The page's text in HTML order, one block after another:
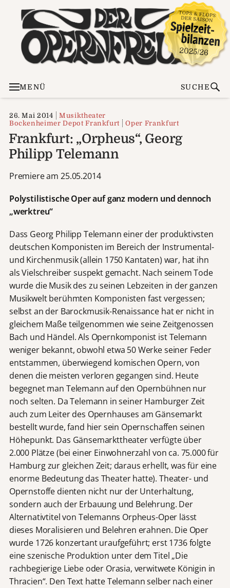
MENÜ SUCHE
26. Mai 2014
Musiktheater
Bockenheimer Depot Frankfurt
Oper Frankfurt
Frankfurt: „Orpheus“, Georg
Philipp Telemann
Premiere am 25.05.2014
Polystilistische Oper auf ganz modern und dennoch
„werktreu“
Dass Georg Philipp Telemann einer der produktivsten
deutschen Komponisten im Bereich der Instrumental-
und Kirchenmusik (allein 1750 Kantaten) war, hat ihn
als Vielschreiber suspekt gemacht. Nach seinem Tode
wurde die Musik des zu seinen Lebzeiten in der ganzen
Musikwelt berühmten Komponisten fast vergessen;
selbst an der Barockmusik-Renaissance hat er nicht in
gleichem Maße teilgenommen wie seine Zeitgenossen
Bach und Händel. Als Opernkomponist ist Telemann
weniger bekannt, obwohl etwa 50 Werke seiner Feder
entstammen, überwiegend komischen Opern, von
denen die meisten verloren gegangen sind. Heute
begegnet man Telemann auf den Opernbühnen nur
noch selten. Da Telemann in seiner Hamburger Zeit
auch zum Leiter des Opernhauses am Gänsemarkt
bestellt wurde, fand hier sein Opernschaffen seinen
Höhepunkt. Das Gänsemarkttheater verfügte über
2.000 Plätze (bei einer Einwohnerzahl von ca. 75.000 für
Hamburg zur gleichen Zeit; daraus erhellt, was für eine
enorme Bedeutung das Theater hatte). Theater- und
Opernstoffe dienten nicht nur der Unterhaltung,
sondern auch der Erbauung und Belehrung. Der
Alternativtitel von Telemanns Orpheus-Oper lässt
dieses Moralisieren und Belehren erahnen. Die Oper
wurde 1726 konzertant uraufgeführt; erst 1736 folgte
eine szenische Produktion unter dem Titel „Die
rachbegierige Liebe oder Orasia, verwitwete Königin in
Thracien“. Den Text hatte Telemann selber nach einer